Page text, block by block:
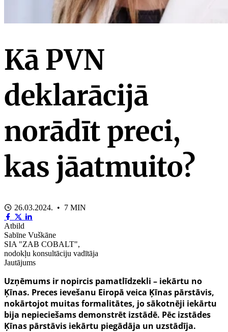
Kā PVN
deklarācijā
norādīt preci,
kas jāatmuito?
26.03.2024. • 7 MIN
Atbild
Sabīne Vuškāne
SIA "ZAB COBALT",
nodokļu konsultāciju vadītāja
Jautājums
Uzņēmums ir nopircis pamatlīdzekli – iekārtu no
Ķīnas. Preces ievešanu Eiropā veica Ķīnas pārstāvis,
nokārtojot muitas formalitātes, jo sākotnēji iekārtu
bija nepieciešams demonstrēt izstādē. Pēc izstādes
Ķīnas pārstāvis iekārtu piegādāja un uzstādīja.